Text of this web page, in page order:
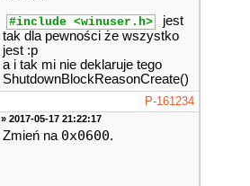
#include <winuser.h>
jest
tak dla pewności że wszystko
jest :p
a i tak mi nie deklaruje tego
ShutdownBlockReasonCreate()
P-161234
» 2017-05-17 21:22:17
Zmień na 0x0600.